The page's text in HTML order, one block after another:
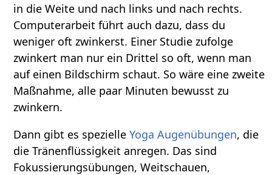
in die Weite und nach links und nach rechts.
Computerarbeit führt auch dazu, dass du
weniger oft zwinkerst. Einer Studie zufolge
zwinkert man nur ein Drittel so oft, wenn man
auf einen Bildschirm schaut. So wäre eine zweite
Maßnahme, alle paar Minuten bewusst zu
zwinkern.
Dann gibt es spezielleYoga Augenübungen, die
die Tränenflüssigkeit anregen. Das sind
Fokussierungsübungen, Weitschauen,